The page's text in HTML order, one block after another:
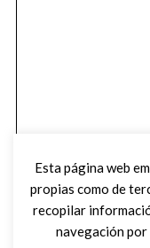
Esta página web
propias como de
recopilar
navegación